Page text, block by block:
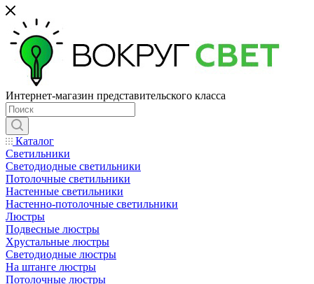
Интернет-магазин представительского класса
Каталог
Светильники
Светодиодные светильники
Потолочные светильники
Настенные светильники
Настенно-потолочные светильники
Люстры
Подвесные люстры
Хрустальные люстры
Светодиодные люстры
На штанге люстры
Потолочные люстры